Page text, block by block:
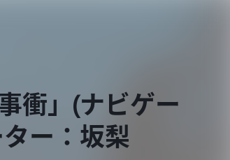
衝」(ナビゲー
ー：坂梨